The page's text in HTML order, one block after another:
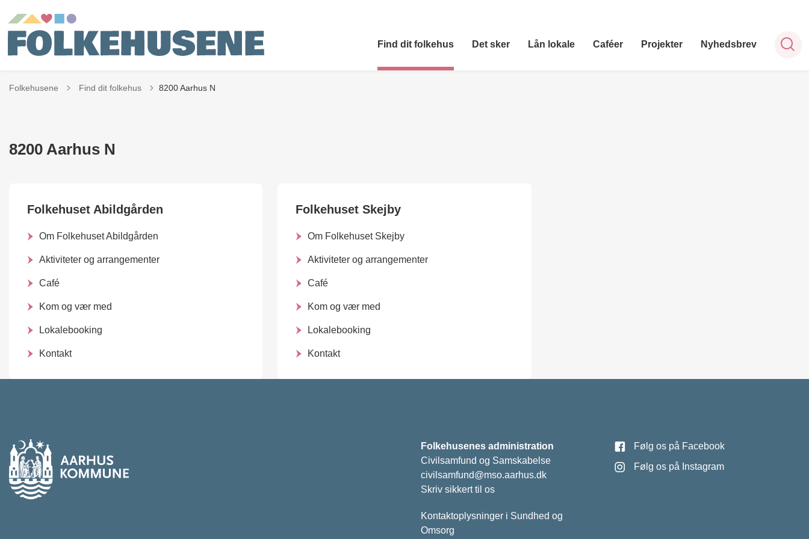
Find dit folkehus Det sker Lån lokale Caféer Projekter Nyhedsbrev
Folkehusene Tilbage til
Find dit folkehus 8200 Aarhus N
8200 Aarhus N
Folkehuset Abildgården
Om Folkehuset Abildgården
Aktiviteter og arrangementer
Café
Kom og vær med
Lokalebooking
Kontakt
Folkehuset Skejby
Om Folkehuset Skejby
Aktiviteter og arrangementer
Café
Kom og vær med
Lokalebooking
Kontakt
Folkehusenes administration
Civilsamfund og Samskabelse
civilsamfund@mso.aarhus.dk
Skriv sikkert til os
Kontaktoplysninger i Sundhed og
Omsorg
Følg os på Facebook
Følg os på Instagram